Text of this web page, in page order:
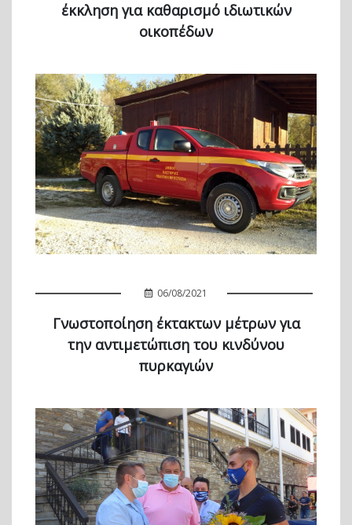
έκκληση για καθαρισμό ιδιωτικών
οικοπέδων
06/08/2021
Γνωστοποίηση έκτακτων μέτρων για
την αντιμετώπιση του κινδύνου
πυρκαγιών